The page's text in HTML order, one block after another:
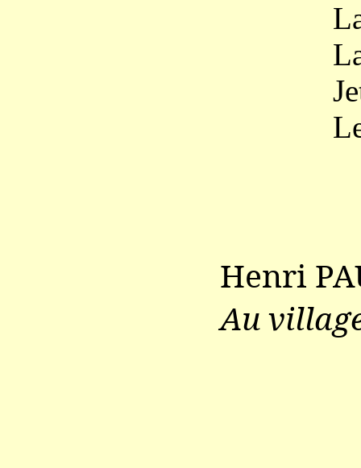
La
La
Jetez,
Le
Henri
Au